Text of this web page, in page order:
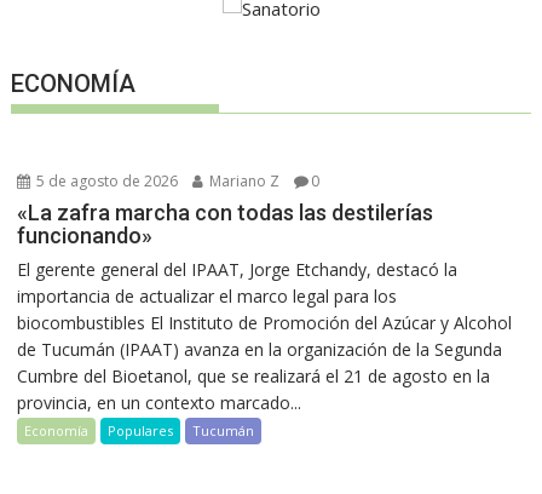
ECONOMÍA
5 de agosto de 2026 Mariano Z 0
«La zafra marcha con todas las destilerías
funcionando»
El gerente general del IPAAT, Jorge Etchandy, destacó la
importancia de actualizar el marco legal para los
biocombustibles El Instituto de Promoción del Azúcar y Alcohol
de Tucumán (IPAAT) avanza en la organización de la Segunda
Cumbre del Bioetanol, que se realizará el 21 de agosto en la
provincia, en un contexto marcado...
Economía Populares Tucumán